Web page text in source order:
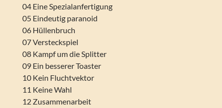
04 Eine Spezialanfertigung
05 Eindeutig paranoid
06 Hüllenbruch
07 Versteckspiel
08 Kampf um die Splitter
09 Ein besserer Toaster
10 Kein Fluchtvektor
11 Keine Wahl
12 Zusammenarbeit